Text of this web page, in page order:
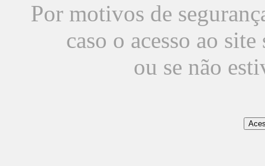
Por motivos de
caso o acesso ao
ou se não